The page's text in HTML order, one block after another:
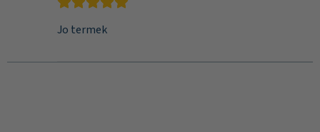
Jo termek